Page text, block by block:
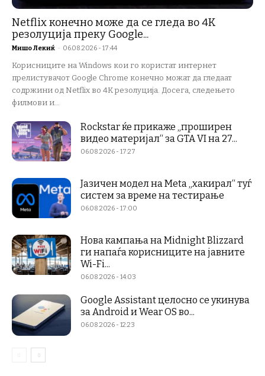
Netflix конечно може да се гледа во 4K
резолуција преку Google...
Мишо Лекиќ - 06.08.2026 - 17:44
Корисниците на Windows кои го користат интернет
прелистувачот Google Chrome конечно можат да гледаат
содржини од Netflix во 4K резолуција. Досега, следењето
филмови и...
Rockstar ќе прикаже „проширен
видео материјал“ за GTA VI на 27...
06.08.2026 - 17:27
Јазичен модел на Meta „хакирал“ туѓ
систем за време на тестирање
06.08.2026 - 17:00
Нова кампања на Midnight Blizzard
ги напаѓа корисниците на јавните
Wi-Fi...
06.08.2026 - 14:03
Google Assistant целосно се укинува
за Android и Wear OS во...
06.08.2026 - 12:23